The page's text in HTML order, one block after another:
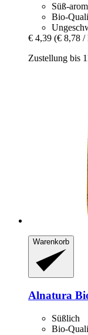
Süß-
Bio-
€ 4,39 (€ 8,78 /
Zustellung bis
Warenkorb
Alnatura
Süßlich
Bio-